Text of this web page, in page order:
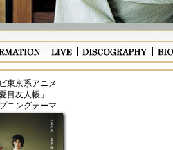
東京系アニメ
夏目友人帳」
ニングテーマ